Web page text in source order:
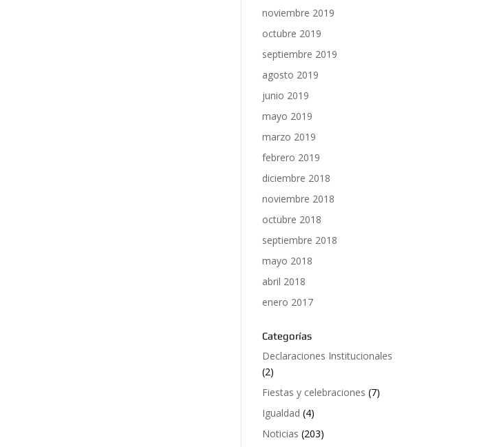
noviembre 2019
octubre 2019
septiembre 2019
agosto 2019
junio 2019
mayo 2019
marzo 2019
febrero 2019
diciembre 2018
noviembre 2018
octubre 2018
septiembre 2018
mayo 2018
abril 2018
enero 2017
Categorías
Declaraciones Institucionales
(2)
Fiestas y celebraciones (7)
Igualdad (4)
Noticias (203)